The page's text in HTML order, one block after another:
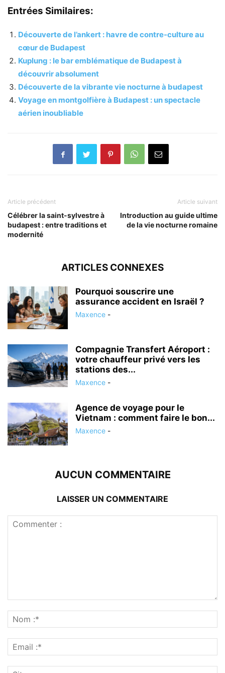
Entrées Similaires:
Découverte de l’ankert : havre de contre-culture au
cœur de Budapest
Kuplung : le bar emblématique de Budapest à
découvrir absolument
Découverte de la vibrante vie nocturne à budapest
Voyage en montgolfière à Budapest : un spectacle
aérien inoubliable
Article précédent
Célébrer la saint-sylvestre à
budapest : entre traditions et
modernité
Article suivant
Introduction au guide ultime
de la vie nocturne romaine
ARTICLES CONNEXES
Pourquoi souscrire une
assurance accident en Israël ?
Maxence -
Compagnie Transfert Aéroport :
votre chauffeur privé vers les
stations des...
Maxence -
Agence de voyage pour le
Vietnam : comment faire le bon...
Maxence -
AUCUN COMMENTAIRE
LAISSER UN COMMENTAIRE